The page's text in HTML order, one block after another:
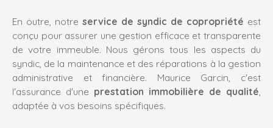
En outre, notre service de syndic de copropriété est
conçu pour assurer une gestion efficace et transparente
de votre immeuble. Nous gérons tous les aspects du
syndic, de la maintenance et des réparations à la gestion
administrative et financière. Maurice Garcin, c'est
l'assurance d'une prestation immobilière de qualité,
adaptée à vos besoins spécifiques.